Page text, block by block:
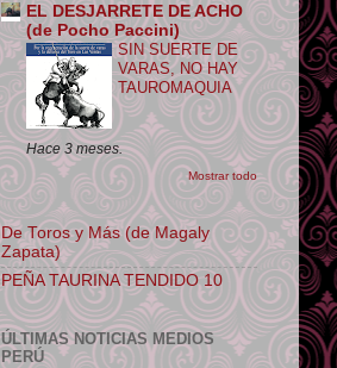
EL DESJARRETE DE ACHO
(de Pocho Paccini)
SIN SUERTE DE
VARAS, NO HAY
TAUROMAQUIA
Hace 3 meses.
Mostrar todo
De Toros y Más (de Magaly
Zapata)
PEÑA TAURINA TENDIDO 10
ÚLTIMAS NOTICIAS MEDIOS
PERÚ